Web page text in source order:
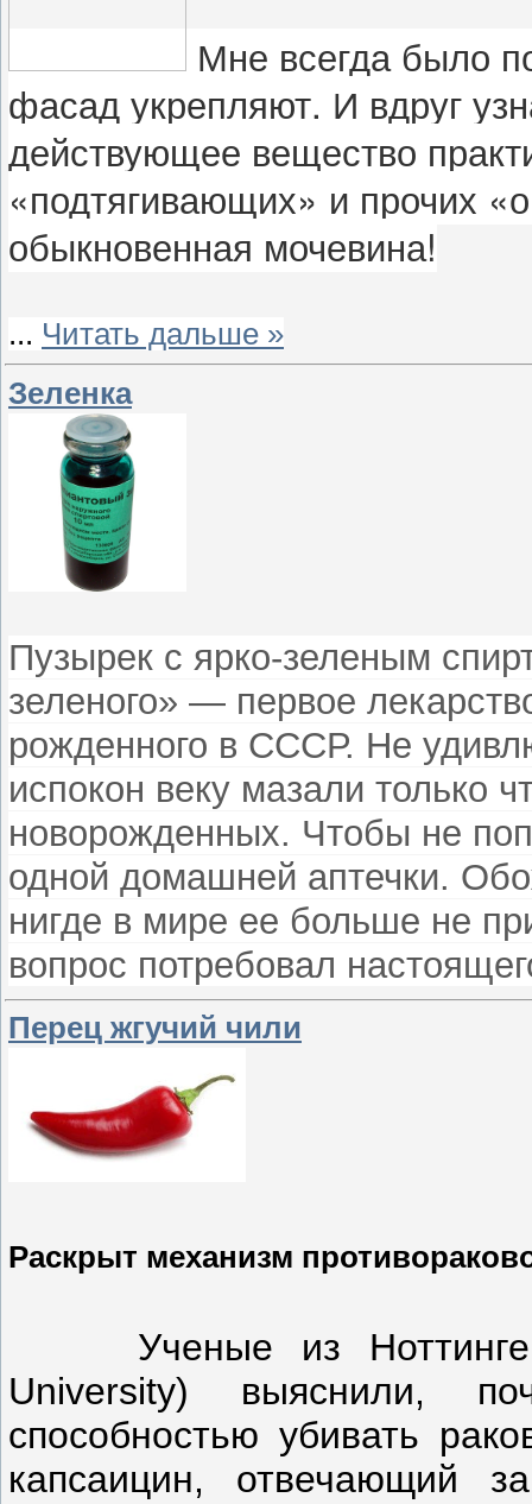
Мне всегда было
фасад укрепляют. И вдруг
действующее вещество
«подтягивающих» и прочих
обыкновенная мочевина!
... Читать дальше »
Зеленка
Пузырек с ярко-зеленым
зеленого» — первое
рожденного в СССР. Не
испокон веку мазали только
новорожденных. Чтобы не
одной домашней аптечки.
нигде в мире ее больше не
вопрос потребовал
Перец жгучий чили
Раскрыт механизм
Ученые из
University) выяснили,
способностью убивать
капсаицин, отвечающий